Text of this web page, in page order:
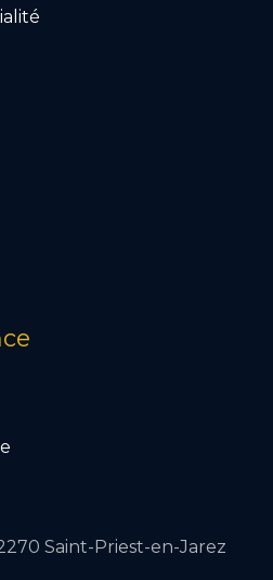
e
Saint-Priest-en-Jarez